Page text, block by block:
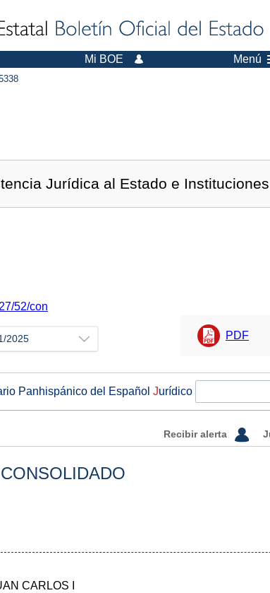
Mi BOE Menú
Jurídica al Estado e
52/con
2025 PDF
Panhispánico del Español Jurídico
Recibir alerta
CARLOS I